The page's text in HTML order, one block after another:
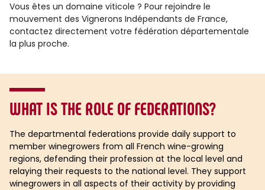
Vous êtes un domaine viticole ? Pour rejoindre le
mouvement des Vignerons Indépendants de France,
contactez directement votre fédération départementale
la plus proche.
WHAT IS THE ROLE OF FEDERATIONS?
The departmental federations provide daily support to
member winegrowers from all French wine-growing
regions, defending their profession at the local level and
relaying their requests to the national level. They support
winegrowers in all aspects of their activity by providing